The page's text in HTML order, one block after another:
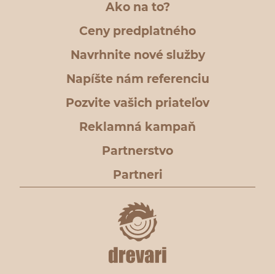
Ako na to?
Ceny predplatného
Navrhnite nové služby
Napíšte nám referenciu
Pozvite vašich priateľov
Reklamná kampaň
Partnerstvo
Partneri